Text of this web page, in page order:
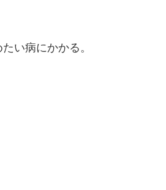
い病にかかる。